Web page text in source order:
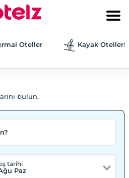
Oteller Kayak Otelleri
bulun.
tarihi
Paz